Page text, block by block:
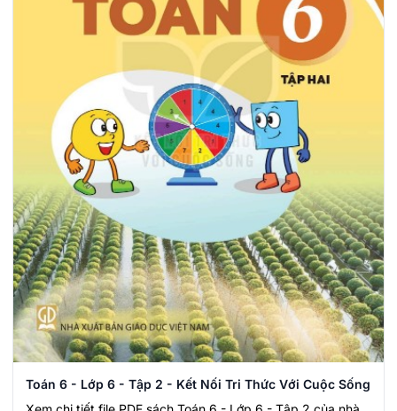
Toán 6 - Lớp 6 - Tập 2 - Kết Nối Tri Thức Với Cuộc Sống